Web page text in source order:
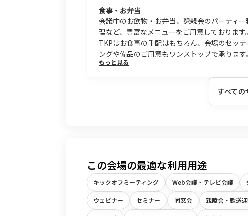
食事・お弁当
会議中のお飲物・お弁当、懇親会のパーティー
理など、豊富なメニューをご用意しております。
TKPはお食事の手配はもちろん、会場のセッテ
ングや備品のご用意もワンストップで承ります。
もっと見る
すべて
この会場の最適な利用用途
キックオフミーティング Web会議・テレビ会議
ウェビナー セミナー 同窓会 親睦会・歓送